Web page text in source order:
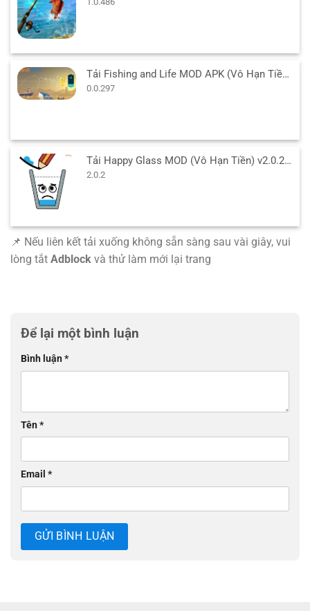
Tải Fishing and Life MOD APK (Vô Hạn Tiền) v0.0.297 cho Android
0.0.297
Tải Happy Glass MOD (Vô Hạn Tiền) v2.0.2 APK cho Android
2.0.2
📌 Nếu liên kết tải xuống không sẵn sàng sau vài giây, vui
lòng tắt Adblock và thử làm mới lại trang
Để lại một bình luận
Bình luận*
Tên*
Email *